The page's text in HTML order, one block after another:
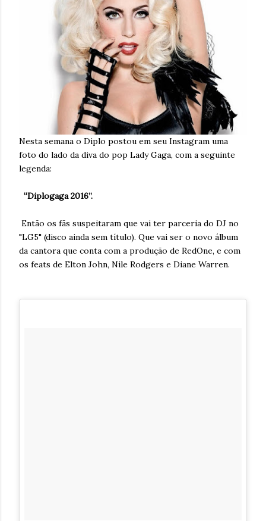
Nesta semana o Diplo postou em seu Instagram uma
foto do lado da diva do pop Lady Gaga, com a seguinte
legenda:
“Diplogaga 2016”.
Então os fãs suspeitaram que vai ter parceria do DJ no
"LG5" (disco ainda sem título). Que vai ser o novo álbum
da cantora que conta com a produção de RedOne, e com
os feats de Elton John, Nile Rodgers e Diane Warren.